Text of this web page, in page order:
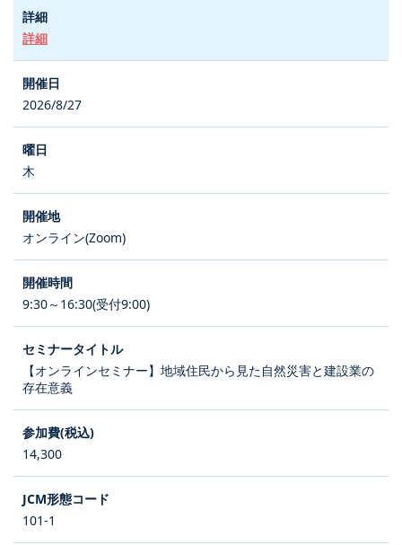
詳細
2026/8/27
木
オンライン(Zoom)
9:30～16:30(受付9:00)
【オンラインセミナー】地域住民から見た自然災害と建設業の
存在意義
14,300
101-1